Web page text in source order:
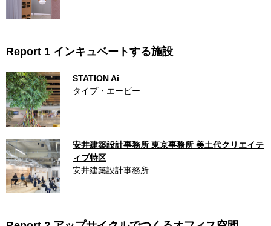
Report 1 インキュベートする施設
STATION Ai
タイプ・エービー
安井建築設計事務所 東京事務所 美土代クリエイテ
ィブ特区
安井建築設計事務所